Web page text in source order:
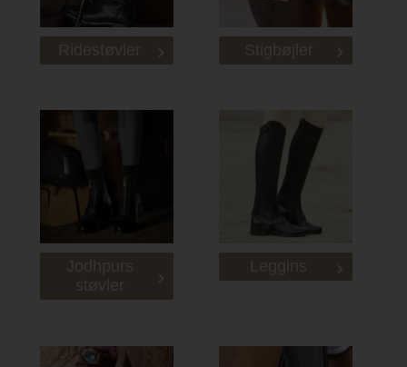
Ridestøvler Stigbøjler
Jodhpurs
støvler
Leggins